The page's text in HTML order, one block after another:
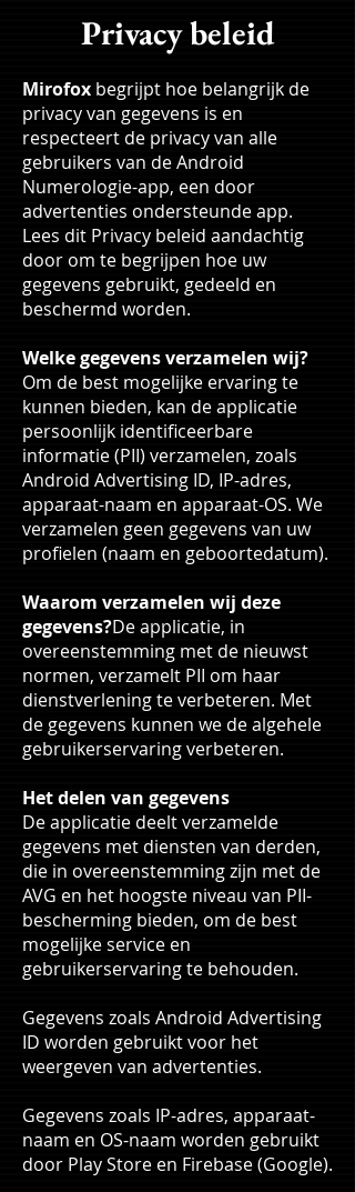
Privacy beleid
Mirofox begrijpt hoe belangrijk de
privacy van gegevens is en
respecteert de privacy van alle
gebruikers van de Android
Numerologie-app, een door
advertenties ondersteunde app.
Lees dit Privacy beleid aandachtig
door om te begrijpen hoe uw
gegevens gebruikt, gedeeld en
beschermd worden.
Welke gegevens verzamelen wij?
Om de best mogelijke ervaring te
kunnen bieden, kan de applicatie
persoonlijk identificeerbare
informatie (PII) verzamelen, zoals
Android Advertising ID, IP-adres,
apparaat-naam en apparaat-OS. We
verzamelen geen gegevens van uw
profielen (naam en geboortedatum).
Waarom verzamelen wij deze
gegevens?De applicatie, in
overeenstemming met de nieuwst
normen, verzamelt PII om haar
dienstverlening te verbeteren. Met
de gegevens kunnen we de algehele
gebruikerservaring verbeteren.
Het delen van gegevens
De applicatie deelt verzamelde
gegevens met diensten van derden,
die in overeenstemming zijn met de
AVG en het hoogste niveau van PII-
bescherming bieden, om de best
mogelijke service en
gebruikerservaring te behouden.
Gegevens zoals Android Advertising
ID worden gebruikt voor het
weergeven van advertenties.
Gegevens zoals IP-adres, apparaat-
naam en OS-naam worden gebruikt
door Play Store en Firebase (Google).